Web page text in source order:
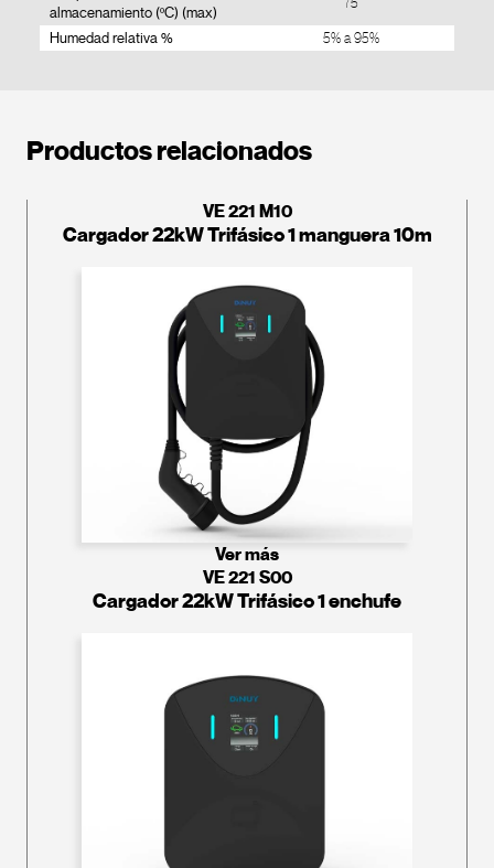
almacenamiento (ºC) (max)
Humedad relativa % 5% a 95%
Productos relacionados
VE 221 M10
Cargador 22kW Trifásico 1 manguera 10m
Ver más
VE 221 S00
Cargador 22kW Trifásico 1 enchufe